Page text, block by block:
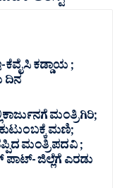
ಕಡ್ಡಾಯ ;
ದಿನ
ಮಂತ್ರಿಗಿರಿ;
ಮಣಿ;
ಮಂತ್ರಿ ಪದವಿ ;
ಜಿಲ್ಲೆಗೆ ಎರಡು